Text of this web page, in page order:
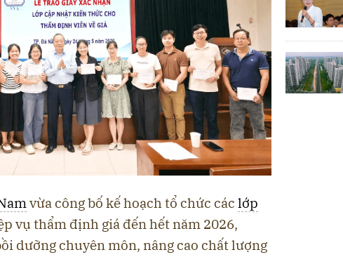
vừa công bố kế hoạch tổ chức các lớp
vụ thẩm định giá đến hết năm 2026,
dưỡng chuyên môn, nâng cao chất lượng